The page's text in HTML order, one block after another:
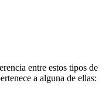
entre estos tipos de
a alguna de ellas: